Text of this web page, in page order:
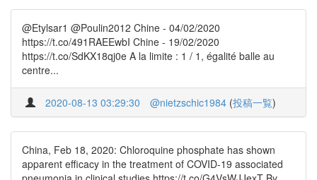
@Etylsar1 @Poulin2012 Chine - 04/02/2020
https://t.co/491RAEEwbI Chine - 19/02/2020
https://t.co/SdKX18qj0e A la limite : 1 / 1, égalité balle au
centre...
2020-08-13 03:29:30 @nietzschic1984 (投稿一覧)
China, Feb 18, 2020: Chloroquine phosphate has shown
apparent efficacy in the treatment of COVID-19 associated